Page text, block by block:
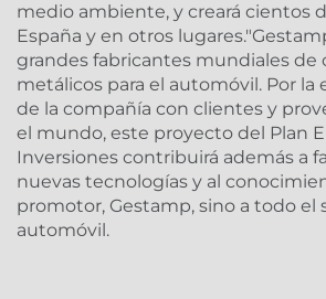
medio ambiente, y creará cientos
España y en otros
grandes fabricantes mundiales
metálicos para el automóvil. Por la
de la compañía con clientes y
el mundo, este proyecto del Plan
Inversiones contribuirá además a
nuevas tecnologías y al
promotor, Gestamp, sino a todo el
automóvil.